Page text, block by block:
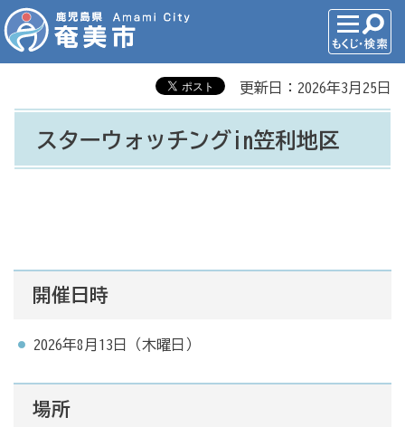
更新日：2026年3月25日
スターウォッチングin笠利地区
開催日時
2026年8月13日（木曜日）
場所